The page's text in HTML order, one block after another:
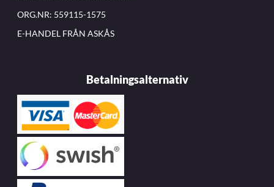
ORG.NR: 559115-1575
E-HANDEL FRÅN ASKÅS
Betalningsalternativ